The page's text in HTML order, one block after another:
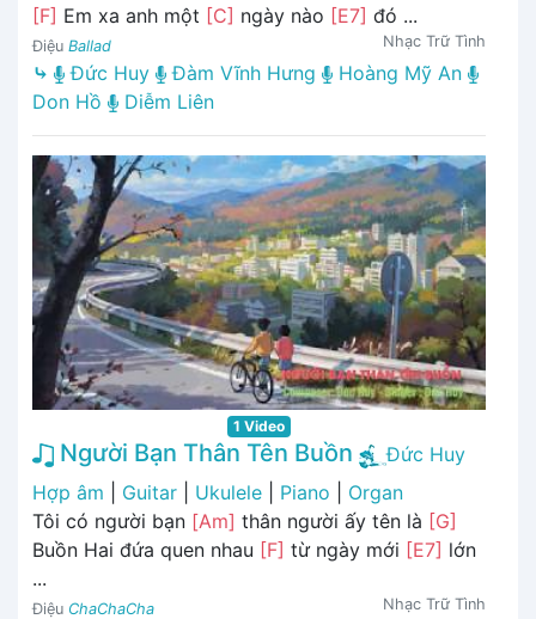
[F] Em xa anh một [C] ngày nào [E7] đó ...
Điệu Ballad Nhạc Trữ Tình
⤷ Đức Huy Đàm Vĩnh Hưng
Hoàng Mỹ An
Don Hồ
Diễm Liên
1 Video
Người Bạn Thân Tên Buồn
Đức Huy
Hợp âm
Guitar Ukulele Piano
Organ
Tôi có người bạn [Am] thân người ấy tên là [G]
Buồn Hai đứa quen nhau [F] từ ngày mới [E7] lớn
...
Điệu ChaChaCha Nhạc Trữ Tình